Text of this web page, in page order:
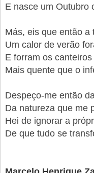
E nasce um Outubro
Más, eis que então a
Um calor de verão
E forram os
Mais quente que o
Despeço-me então
Da natureza que me
Hei de ignorar a
De que tudo se